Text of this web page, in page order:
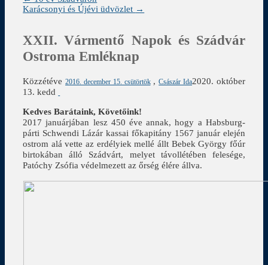
Karácsonyi és Újévi üdvözlet →
XXII. Vármentő Napok és Szádvár
Ostroma Emléknap
Közzétéve2016. december 15. csütörtök ,Császár Ida2020. október
13. kedd
Kedves Barátaink, Követőink!
2017 januárjában lesz 450 éve annak, hogy a Habsburg-
párti Schwendi Lázár kassai főkapitány 1567 január elején
ostrom alá vette az erdélyiek mellé állt Bebek György főúr
birtokában álló Szádvárt, melyet távollétében felesége,
Patóchy Zsófia védelmezett az őrség élére állva.